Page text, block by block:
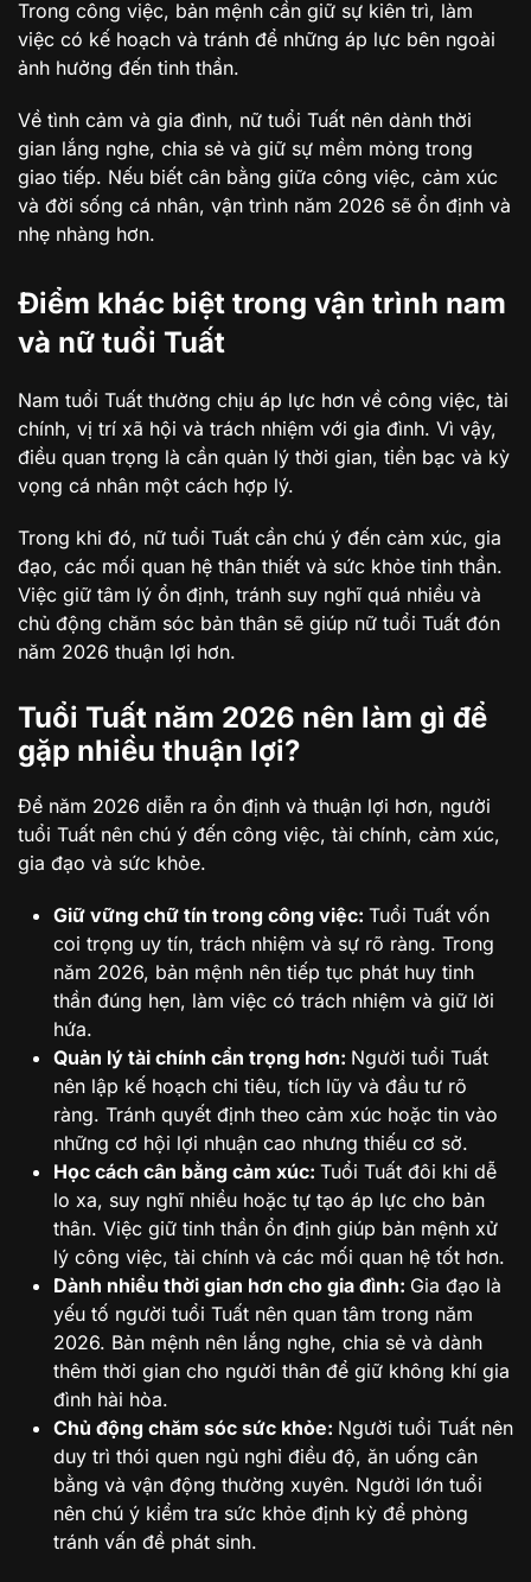
Trong công việc, bản mệnh cần giữ sự kiên trì, làm
việc có kế hoạch và tránh để những áp lực bên ngoài
ảnh hưởng đến tinh thần.
Về tình cảm và gia đình, nữ tuổi Tuất nên dành thời
gian lắng nghe, chia sẻ và giữ sự mềm mỏng trong
giao tiếp. Nếu biết cân bằng giữa công việc, cảm xúc
và đời sống cá nhân, vận trình năm 2026 sẽ ổn định và
nhẹ nhàng hơn.
Điểm khác biệt trong vận trình nam
và nữ tuổi Tuất
Nam tuổi Tuất thường chịu áp lực hơn về công việc, tài
chính, vị trí xã hội và trách nhiệm với gia đình. Vì vậy,
điều quan trọng là cần quản lý thời gian, tiền bạc và kỳ
vọng cá nhân một cách hợp lý.
Trong khi đó, nữ tuổi Tuất cần chú ý đến cảm xúc, gia
đạo, các mối quan hệ thân thiết và sức khỏe tinh thần.
Việc giữ tâm lý ổn định, tránh suy nghĩ quá nhiều và
chủ động chăm sóc bản thân sẽ giúp nữ tuổi Tuất đón
năm 2026 thuận lợi hơn.
Tuổi Tuất năm 2026 nên làm gì để
gặp nhiều thuận lợi?
Để năm 2026 diễn ra ổn định và thuận lợi hơn, người
tuổi Tuất nên chú ý đến công việc, tài chính, cảm xúc,
gia đạo và sức khỏe.
Giữ vững chữ tín trong công việc: Tuổi Tuất vốn
coi trọng uy tín, trách nhiệm và sự rõ ràng. Trong
năm 2026, bản mệnh nên tiếp tục phát huy tinh
thần đúng hẹn, làm việc có trách nhiệm và giữ lời
hứa.
Quản lý tài chính cẩn trọng hơn: Người tuổi Tuất
nên lập kế hoạch chi tiêu, tích lũy và đầu tư rõ
ràng. Tránh quyết định theo cảm xúc hoặc tin vào
những cơ hội lợi nhuận cao nhưng thiếu cơ sở.
Học cách cân bằng cảm xúc: Tuổi Tuất đôi khi dễ
lo xa, suy nghĩ nhiều hoặc tự tạo áp lực cho bản
thân. Việc giữ tinh thần ổn định giúp bản mệnh xử
lý công việc, tài chính và các mối quan hệ tốt hơn.
Dành nhiều thời gian hơn cho gia đình: Gia đạo là
yếu tố người tuổi Tuất nên quan tâm trong năm
2026. Bản mệnh nên lắng nghe, chia sẻ và dành
thêm thời gian cho người thân để giữ không khí gia
đình hài hòa.
Chủ động chăm sóc sức khỏe: Người tuổi Tuất nên
duy trì thói quen ngủ nghỉ điều độ, ăn uống cân
bằng và vận động thường xuyên. Người lớn tuổi
nên chú ý kiểm tra sức khỏe định kỳ để phòng
tránh vấn đề phát sinh.